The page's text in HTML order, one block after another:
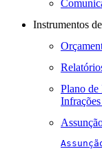
Instrumentos
Plano de